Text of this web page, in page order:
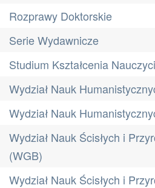
Rozprawy Doktorskie
Serie Wydawnicze
Studium Kształcenia
Wydział Nauk
Wydział Nauk
Wydział Nauk Ścisłych i
(WGB)
Wydział Nauk Ścisłych i